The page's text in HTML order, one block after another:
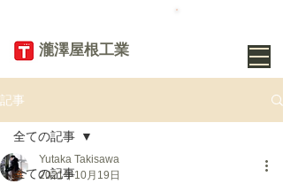
​瀧澤屋根工業
記事
全ての記事
全ての記事
Yutaka Takisawa
2021年10月19日